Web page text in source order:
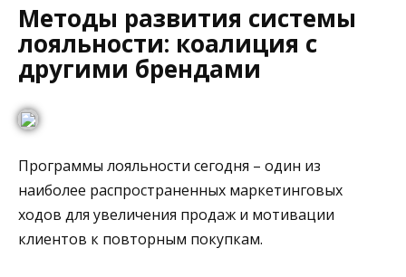
Методы развития системы
лояльности: коалиция с
другими брендами
Программы лояльности сегодня – один из
наиболее распространенных маркетинговых
ходов для увеличения продаж и мотивации
клиентов к повторным покупкам.